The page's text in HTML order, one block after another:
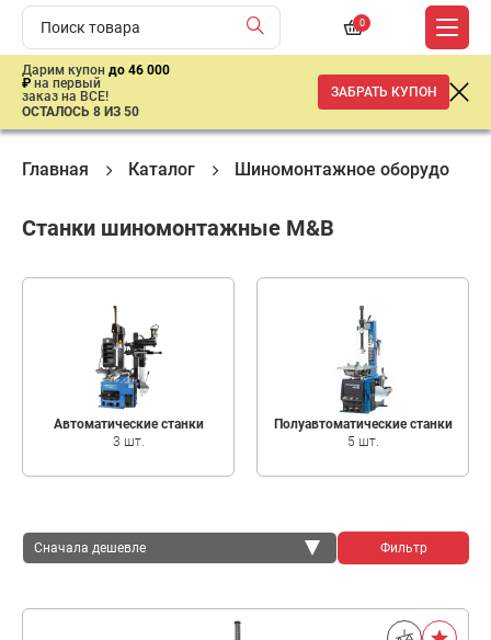
0
Дарим купон до 46 000
₽ на первый
заказ на ВСЕ!
ОСТАЛОСЬ 8 ИЗ 50
ЗАБРАТЬ КУПОН
Главная Каталог Шиномонтажное
Станки шиномонтажные M&B
Автоматические станки
3 шт.
Полуавтоматические станки
5 шт.
Сначала дешевле Фильтр